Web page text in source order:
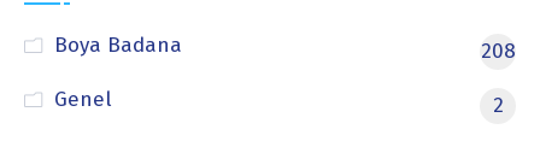
Boya Badana
208
Genel
2